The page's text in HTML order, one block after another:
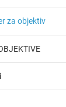
za objektiv